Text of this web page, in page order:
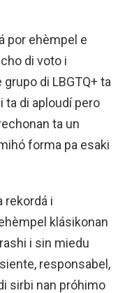
por ehèmpel e
di voto i
di LBGTQ+ ta
ta di aploudí pero
ta un
forma pa esaki
rekordá i
klásikonan
i sin miedu
responsabel,
sirbi nan próhimo